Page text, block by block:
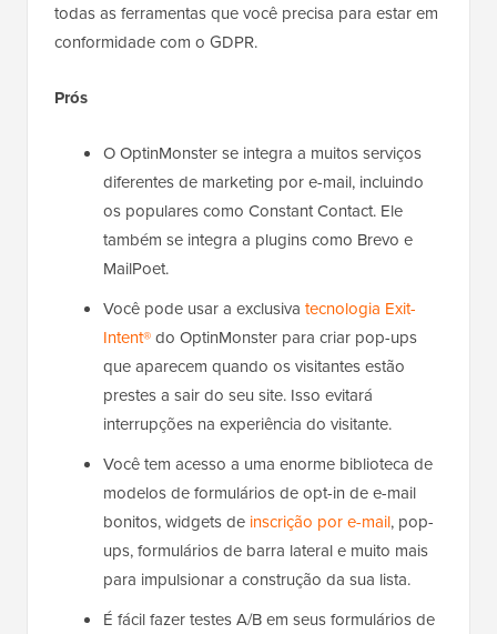
todas as ferramentas que você precisa para estar em
conformidade com o GDPR.
Prós
O OptinMonster se integra a muitos serviços
diferentes de marketing por e-mail, incluindo
os populares como Constant Contact. Ele
também se integra a plugins como Brevo e
MailPoet.
Você pode usar a exclusiva tecnologia Exit-
Intent®do OptinMonster para criar pop-ups
que aparecem quando os visitantes estão
prestes a sair do seu site. Isso evitará
interrupções na experiência do visitante.
Você tem acesso a uma enorme biblioteca de
modelos de formulários de opt-in de e-mail
bonitos, widgets de inscrição por e-mail, pop-
ups, formulários de barra lateral e muito mais
para impulsionar a construção da sua lista.
É fácil fazer testes A/B em seus formulários de